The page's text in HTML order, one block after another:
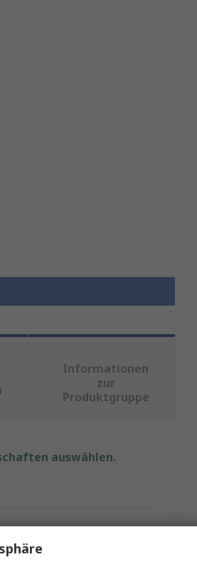
Informationen
zur
Produktgruppe
auswählen.